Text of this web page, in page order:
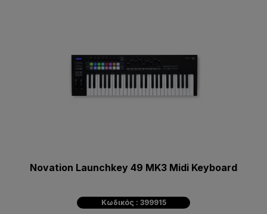
Novation Launchkey 49 MK3 Midi Keyboard
Κωδικός : 399915